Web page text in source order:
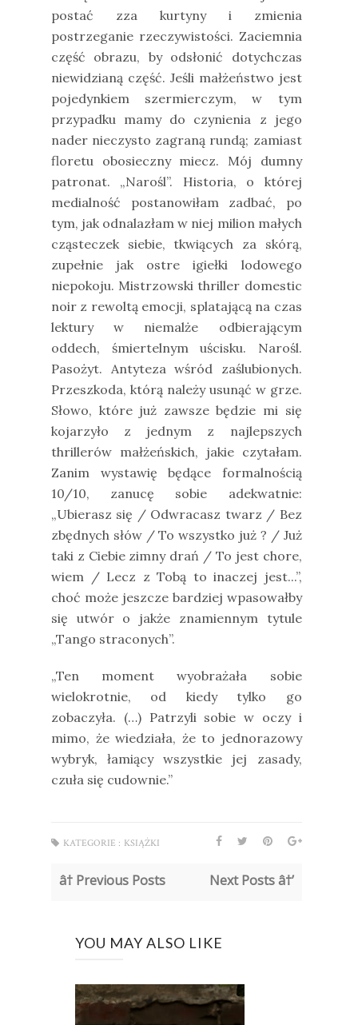
postać zza kurtyny i zmienia
postrzeganie rzeczywistości. Zaciemnia
część obrazu, by odsłonić dotychczas
niewidzianą część. Jeśli małżeństwo jest
pojedynkiem szermierczym, w tym
przypadku mamy do czynienia z jego
nader nieczysto zagraną rundą; zamiast
floretu obosieczny miecz. Mój dumny
patronat. „Narośl”. Historia, o której
medialność postanowiłam zadbać, po
tym, jak odnalazłam w niej milion małych
cząsteczek siebie, tkwiących za skórą,
zupełnie jak ostre igiełki lodowego
niepokoju. Mistrzowski thriller domestic
noir z rewoltą emocji, splatającą na czas
lektury w niemalże odbierającym
oddech, śmiertelnym uścisku. Narośl.
Pasożyt. Antyteza wśród zaślubionych.
Przeszkoda, którą należy usunąć w grze.
Słowo, które już zawsze będzie mi się
kojarzyło z jednym z najlepszych
thrillerów małżeńskich, jakie czytałam.
Zanim wystawię będące formalnością
10/10, zanucę sobie adekwatnie:
„Ubierasz się / Odwracasz twarz / Bez
zbędnych słów / To wszystko już ? / Już
taki z Ciebie zimny drań / To jest chore,
wiem / Lecz z Tobą to inaczej jest...”,
choć może jeszcze bardziej wpasowałby
się utwór o jakże znamiennym tytule
„Tango straconych”.
„Ten moment wyobrażała sobie
wielokrotnie, od kiedy tylko go
zobaczyła. (…) Patrzyli sobie w oczy i
mimo, że wiedziała, że to jednorazowy
wybryk, łamiący wszystkie jej zasady,
czuła się cudownie.”
KATEGORIE : KSIĄŻKI
â† Previous Posts Next Posts â†’
YOU MAY ALSO LIKE